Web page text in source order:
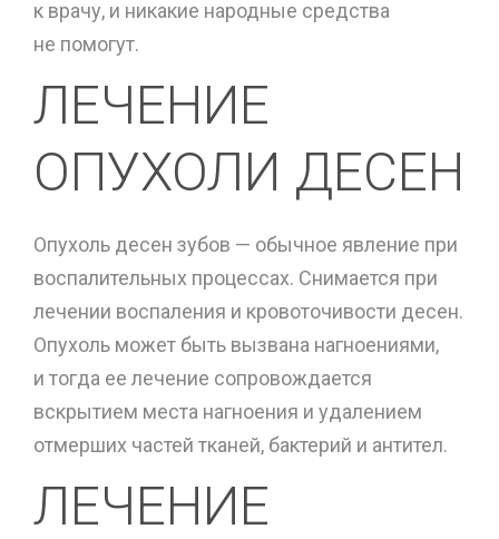
к врачу, и никакие народные средства
не помогут.
ЛЕЧЕНИЕ
ОПУХОЛИ ДЕСЕН
Опухоль десен зубов — обычное явление при
воспалительных процессах. Снимается при
лечении воспаления и кровоточивости десен.
Опухоль может быть вызвана нагноениями,
и тогда ее лечение сопровождается
вскрытием места нагноения и удалением
отмерших частей тканей, бактерий и антител.
ЛЕЧЕНИЕ